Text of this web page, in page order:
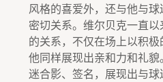
风格的喜爱外，还与他与
密切关系。维尔贝克一直
的关系，不仅在场上以积
他同样展现出亲和力和礼
迷合影、签名，展现出与